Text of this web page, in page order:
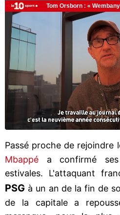
Passé proche de rejoindre
Mbappé a confirmé
estivales. L'attaquant
PSG à un an de la fin de
de la capitale a